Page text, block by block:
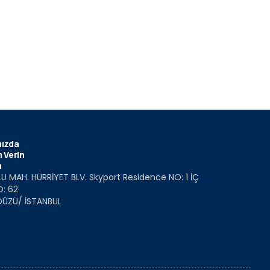
Verin
MAH. HÜRRİYET BLV. Skyport Residence NO: 1 İÇ
62
İSTANBUL